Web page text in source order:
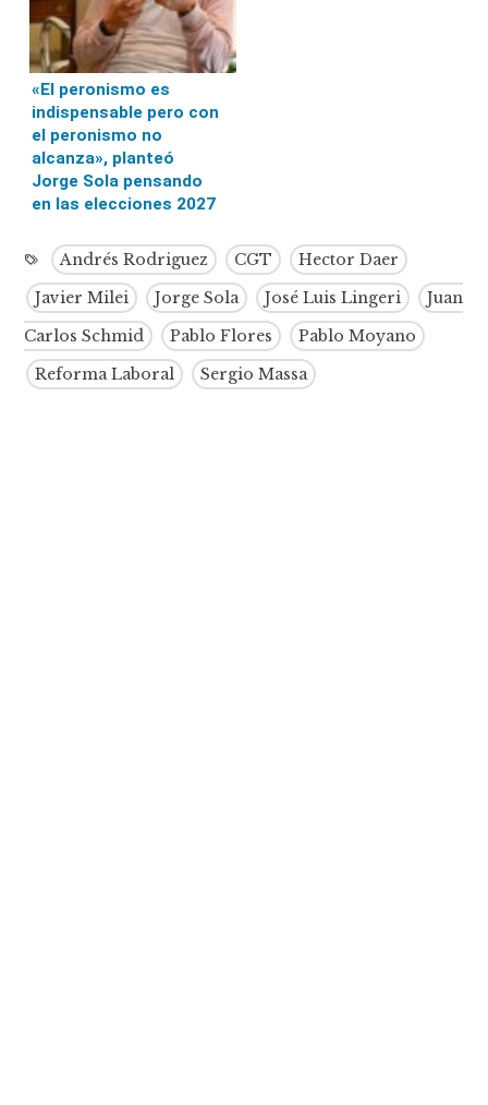
«El peronismo es
indispensable pero con
el peronismo no
alcanza», planteó
Jorge Sola pensando
en las elecciones 2027
Andrés Rodriguez CGT
Hector Daer
Javier Milei
Jorge Sola José Luis Lingeri
Juan
Carlos Schmid
Pablo Flores
Pablo Moyano
Reforma Laboral
Sergio Massa